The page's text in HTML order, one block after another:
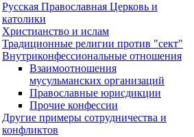
Русская Православная Церковь и
католики
Христианство и ислам
Традиционные религии против "сект"
Внутриконфессиональные отношения
Взаимоотношения
мусульманских организаций
Православные юрисдикции
Прочие конфессии
Другие примеры сотрудничества и
конфликтов